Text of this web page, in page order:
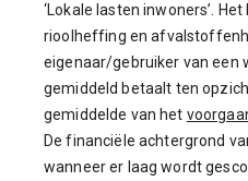
‘Lokale lasten inwoners’.
rioolheffing en
eigenaar/gebruiker van een
gemiddeld betaalt ten
gemiddelde van het
De financiële achtergrond
wanneer er laag wordt